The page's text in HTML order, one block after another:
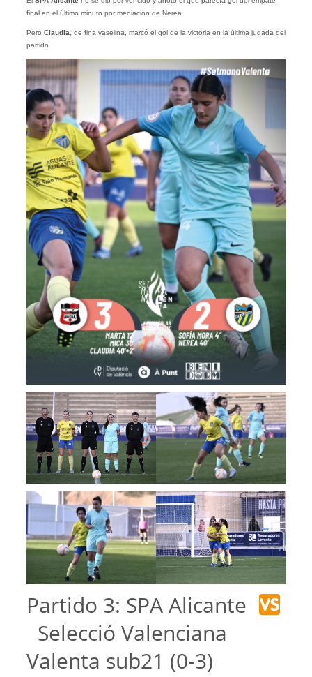
final en el último minuto por mediación de Nerea.
Pero Claudia, de fina vaselina, marcó el gol de la victoria en la última jugada del
partido.
Partido 3: SPA Alicante
Selecció Valenciana
Valenta sub21 (0-3)